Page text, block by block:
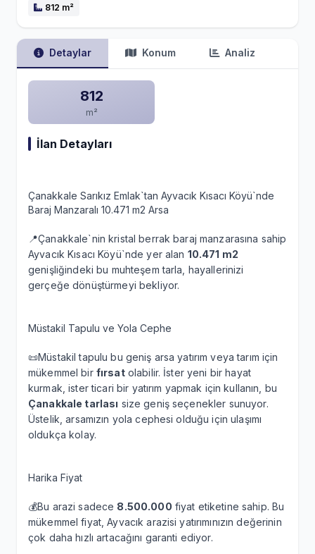
812 m²
Detaylar Konum Analiz
812
m²
İlan Detayları
Çanakkale Sarıkız Emlak`tan Ayvacık Kısacı Köyü`nde
Baraj Manzaralı 10.471 m2 Arsa
📍Çanakkale`nin kristal berrak baraj manzarasına sahip
Ayvacık Kısacı Köyü`nde yer alan 10.471 m2
genişliğindeki bu muhteşem tarla, hayallerinizi
gerçeğe dönüştürmeyi bekliyor.
Müstakil Tapulu ve Yola Cephe
📜Müstakil tapulu bu geniş arsa yatırım veya tarım için
mükemmel bir fırsatolabilir. İster yeni bir hayat
kurmak, ister ticari bir yatırım yapmak için kullanın, bu
Çanakkale tarlası size geniş seçenekler sunuyor.
Üstelik, arsamızın yola cephesi olduğu için ulaşımı
oldukça kolay.
Harika Fiyat
💰Bu arazi sadece 8.500.000 fiyat etiketine sahip. Bu
mükemmel fiyat, Ayvacık arazisi yatırımınızın değerinin
çok daha hızlı artacağını garanti ediyor.